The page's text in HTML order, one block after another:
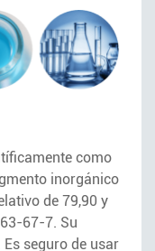
como
inorgánico
de 79,90 y
67-7. Su
seguro de usar